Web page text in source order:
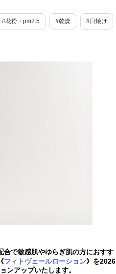
#花粉・pm2.5 #乾燥 #日焼け
合で敏感肌やゆらぎ肌の方におすす
フィトヴェールローション》を2026
ンアップいたします。